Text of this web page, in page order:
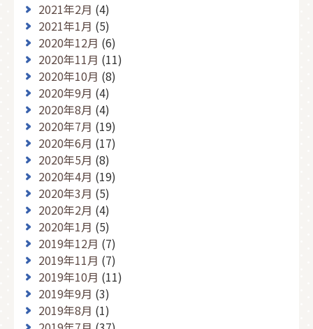
2021年2月 (4)
2021年1月 (5)
2020年12月 (6)
2020年11月 (11)
2020年10月 (8)
2020年9月 (4)
2020年8月 (4)
2020年7月 (19)
2020年6月 (17)
2020年5月 (8)
2020年4月 (19)
2020年3月 (5)
2020年2月 (4)
2020年1月 (5)
2019年12月 (7)
2019年11月 (7)
2019年10月 (11)
2019年9月 (3)
2019年8月 (1)